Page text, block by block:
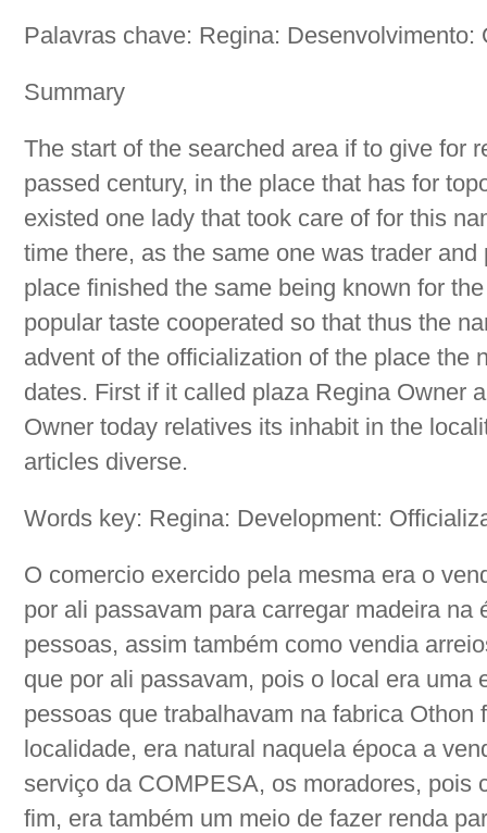
Palavras chave: Regina: Desenvolvimento:
Summary
The start of the searched area if to give for
passed century, in the place that has for
existed one lady that took care of for this
time there, as the same one was trader
place finished the same being known for
popular taste cooperated so that thus the
advent of the officialization of the place the
dates. First if it called plaza Regina Owner
Owner today relatives its inhabit in the
articles diverse.
Words key: Regina: Development:
O comercio exercido pela mesma era o
por ali passavam para carregar madeira na
pessoas, assim também como vendia
que por ali passavam, pois o local era uma
pessoas que trabalhavam na fabrica Othon
localidade, era natural naquela época a
serviço da COMPESA, os moradores, pois
fim, era também um meio de fazer renda